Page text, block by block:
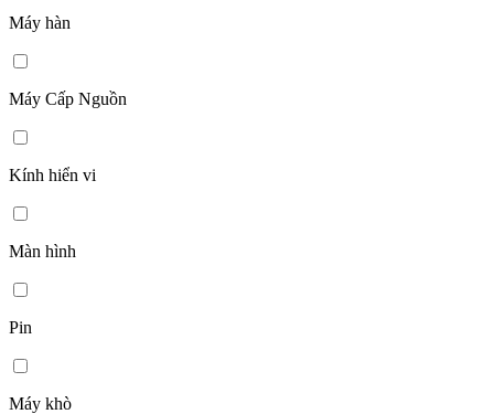
Máy hàn
Máy Cấp Nguồn
Kính hiển vi
Màn hình
Pin
Máy khò